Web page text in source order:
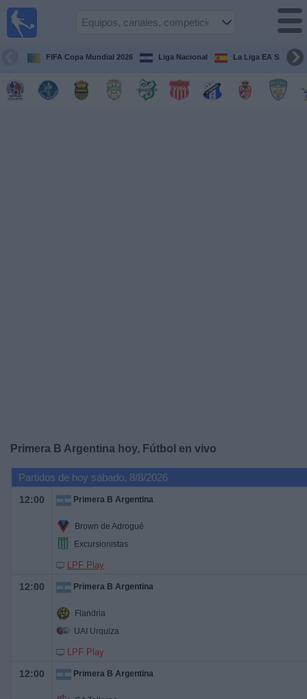
FIFA Copa Mundial 2026 Liga Nacional La Liga EA Sports
Primera B Argentina hoy, Fútbol en vivo
Partidos de hoy sábado, 8/8/2026
12:00 Primera B Argentina
Brown de Adrogué
Excursionistas
LPF Play
12:00 Primera B Argentina
Flandria
UAI Urquiza
LPF Play
12:00 Primera B Argentina
Fútbol en
Guía de
Televisados